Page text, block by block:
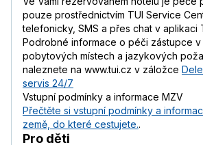
pouze prostřednictvím TUI Service
telefonicky, SMS a přes chat v aplikaci
Podrobné informace o péči zástupce
pobytových místech a jazykových
naleznete na www.tui.cz v záložce
servis 24/7
Vstupní podmínky a informace MZV
Přečtěte si vstupní podmínky a
země, do které cestujete..
Pro děti